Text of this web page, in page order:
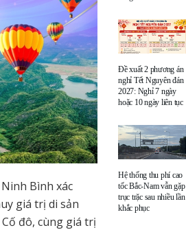
Bình xác
giá trị di sản
đô, cùng giá trị
Đề xuất 2 phương án
nghỉ Tết Nguyên đán
2027: Nghỉ 7 ngày
hoặc 10 ngày liên tục
Hệ thống thu phí cao
tốc Bắc-Nam vẫn gặp
trục trặc sau nhiều lần
khắc phục